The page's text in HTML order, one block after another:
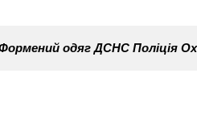
одяг ДСНС Поліція